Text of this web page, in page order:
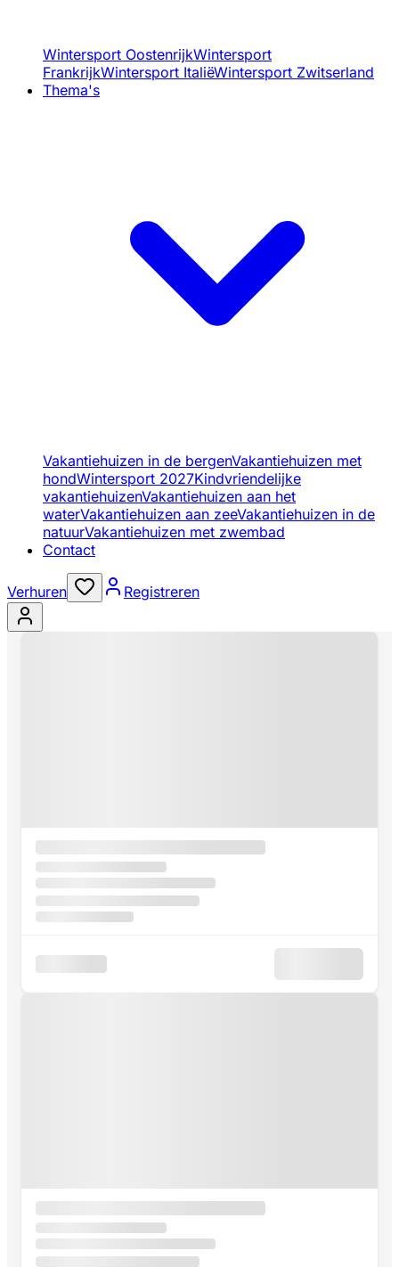
Wintersport OostenrijkWintersport
FrankrijkWintersport ItaliëWintersport Zwitserland
Thema's
Vakantiehuizen in de bergenVakantiehuizen met
hondWintersport 2027Kindvriendelijke
vakantiehuizenVakantiehuizen aan het
waterVakantiehuizen aan zeeVakantiehuizen in de
natuurVakantiehuizen met zwembad
Contact
Verhuren Registreren